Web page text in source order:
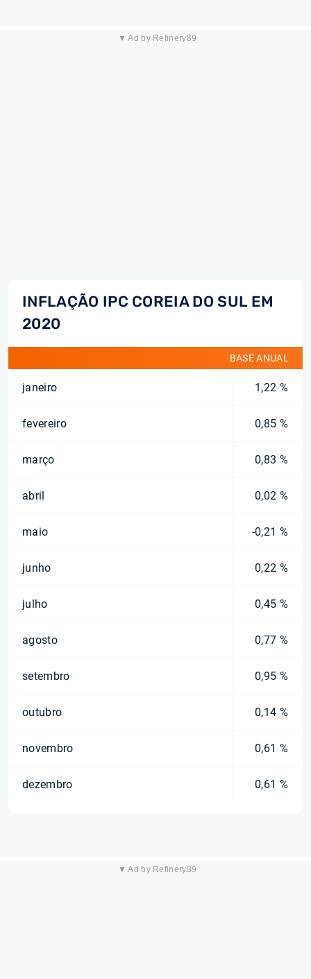
▼ Ad by Refinery89
INFLAÇÃO IPC COREIA DO SUL EM
2020
BASE ANUAL
janeiro 1,22 %
fevereiro 0,85 %
março 0,83 %
abril 0,02 %
maio -0,21 %
junho 0,22 %
julho 0,45 %
agosto 0,77 %
setembro 0,95 %
outubro 0,14 %
novembro 0,61 %
dezembro 0,61 %
▼ Ad by Refinery89